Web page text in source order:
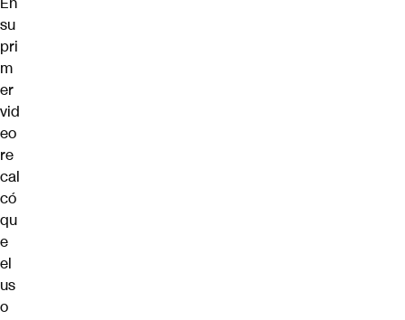
su
pri
m
er
vid
eo
re
cal
có
qu
e
el
us
o